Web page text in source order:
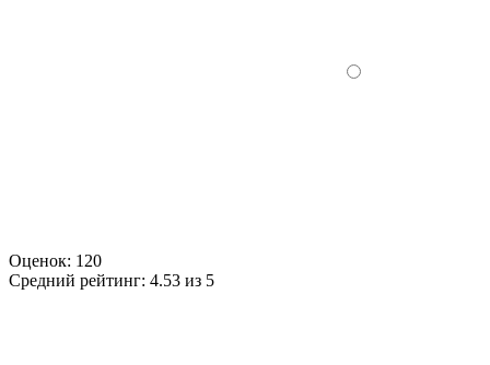
Оценок: 120
Средний рейтинг: 4.53 из 5